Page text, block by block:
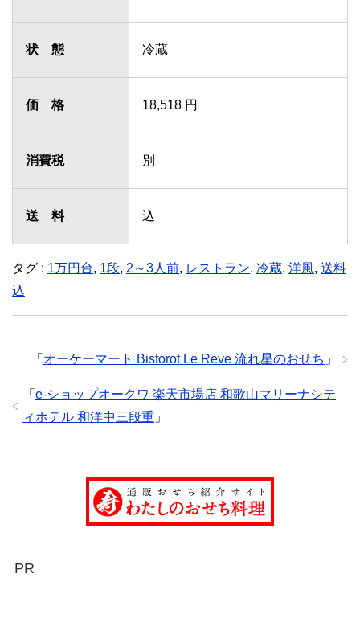
状 態 冷蔵
価 格 18,518 円
消費税 別
送 料 込
タグ : 1万円台, 1段, 2～3人前, レストラン, 冷蔵, 洋風, 送料
込
「 オーケーマート Bistorot Le Reve 流れ星のおせち 」
「 e-ショップオークワ 楽天市場店 和歌山マリーナシテ
ィホテル 和洋中三段重 」
PR